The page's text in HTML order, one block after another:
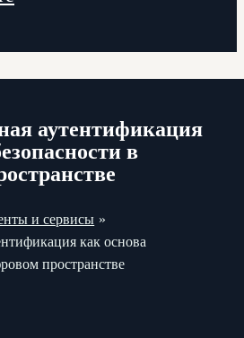
аутентификация
в
и сервисы
как основа
пространстве